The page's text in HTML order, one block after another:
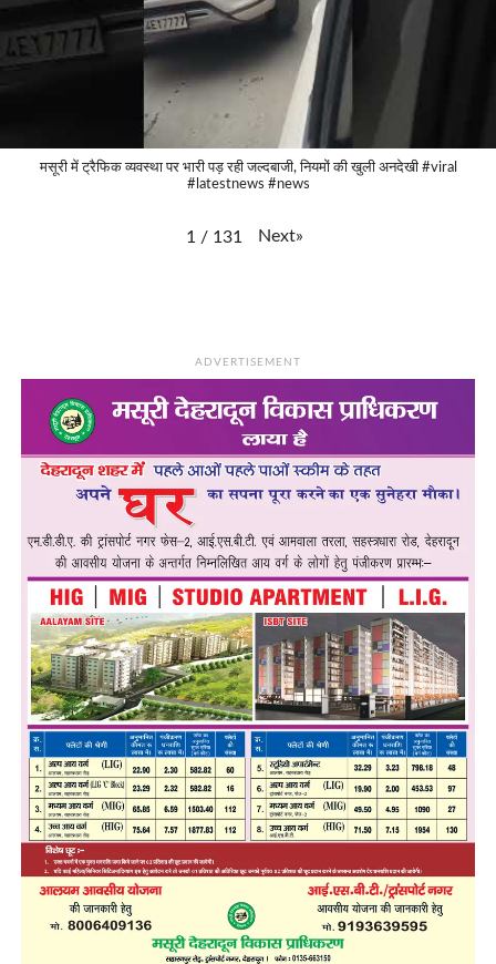
मसूरी में ट्रैफिक व्यवस्था पर भारी पड़ रही जल्दबाजी, नियमों की खुली अनदेखी #viral
#latestnews #news
1 / 131 Next»
ADVERTISEMENT